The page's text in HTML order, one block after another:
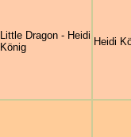
Little Dragon - Heidi
König
Heidi